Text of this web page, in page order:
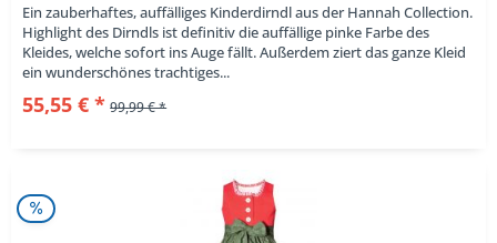
Ein zauberhaftes, auffälliges Kinderdirndl aus der Hannah Collection.
Highlight des Dirndls ist definitiv die auffällige pinke Farbe des
Kleides, welche sofort ins Auge fällt. Außerdem ziert das ganze Kleid
ein wunderschönes trachtiges...
55,55 € * 99,99 € *